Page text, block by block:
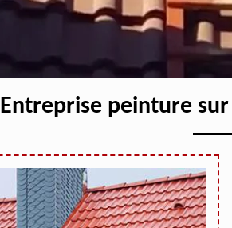
Entreprise peinture